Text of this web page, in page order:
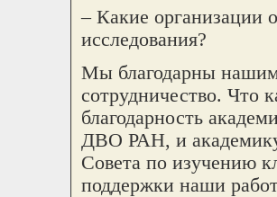
– Какие организации
исследования?
Мы благодарны нашим
сотрудничество. Что
благодарность
ДВО РАН, и
Совета по изучению
поддержки наши